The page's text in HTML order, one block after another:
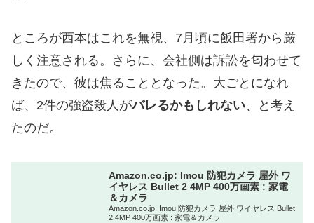
ところが西本はこれを無視、7月頃に飯田署から厳
しく注意される。さらに、会社側は訴訟を匂わせて
きたので、彼は焦ることとなった。大ごとになれ
ば、2件の強盗殺人がバレるかもしれない、と考え
たのだ。
Amazon.co.jp: Imou 防犯カメラ 屋外 ワ
イヤレス Bullet 2 4MP 400万画素 : 家電
＆カメラ
Amazon.co.jp: Imou 防犯カメラ 屋外 ワイヤレス Bullet
2 4MP 400万画素 : 家電＆カメラ